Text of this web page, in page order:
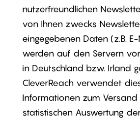
nutzerfreundlichen
von Ihnen zwecks
eingegebenen Daten (z.B.
werden auf den Servern
in Deutschland bzw. Irland
CleverReach verwendet
Informationen zum Versand
statistischen Auswertung